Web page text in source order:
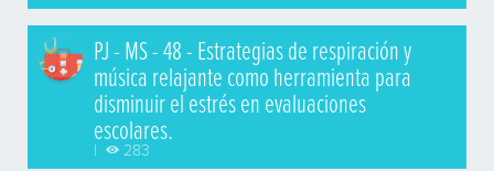
PJ - MS - 48 - Estrategias de respiración y
música relajante como herramienta para
disminuir el estrés en evaluaciones
escolares.
| 283